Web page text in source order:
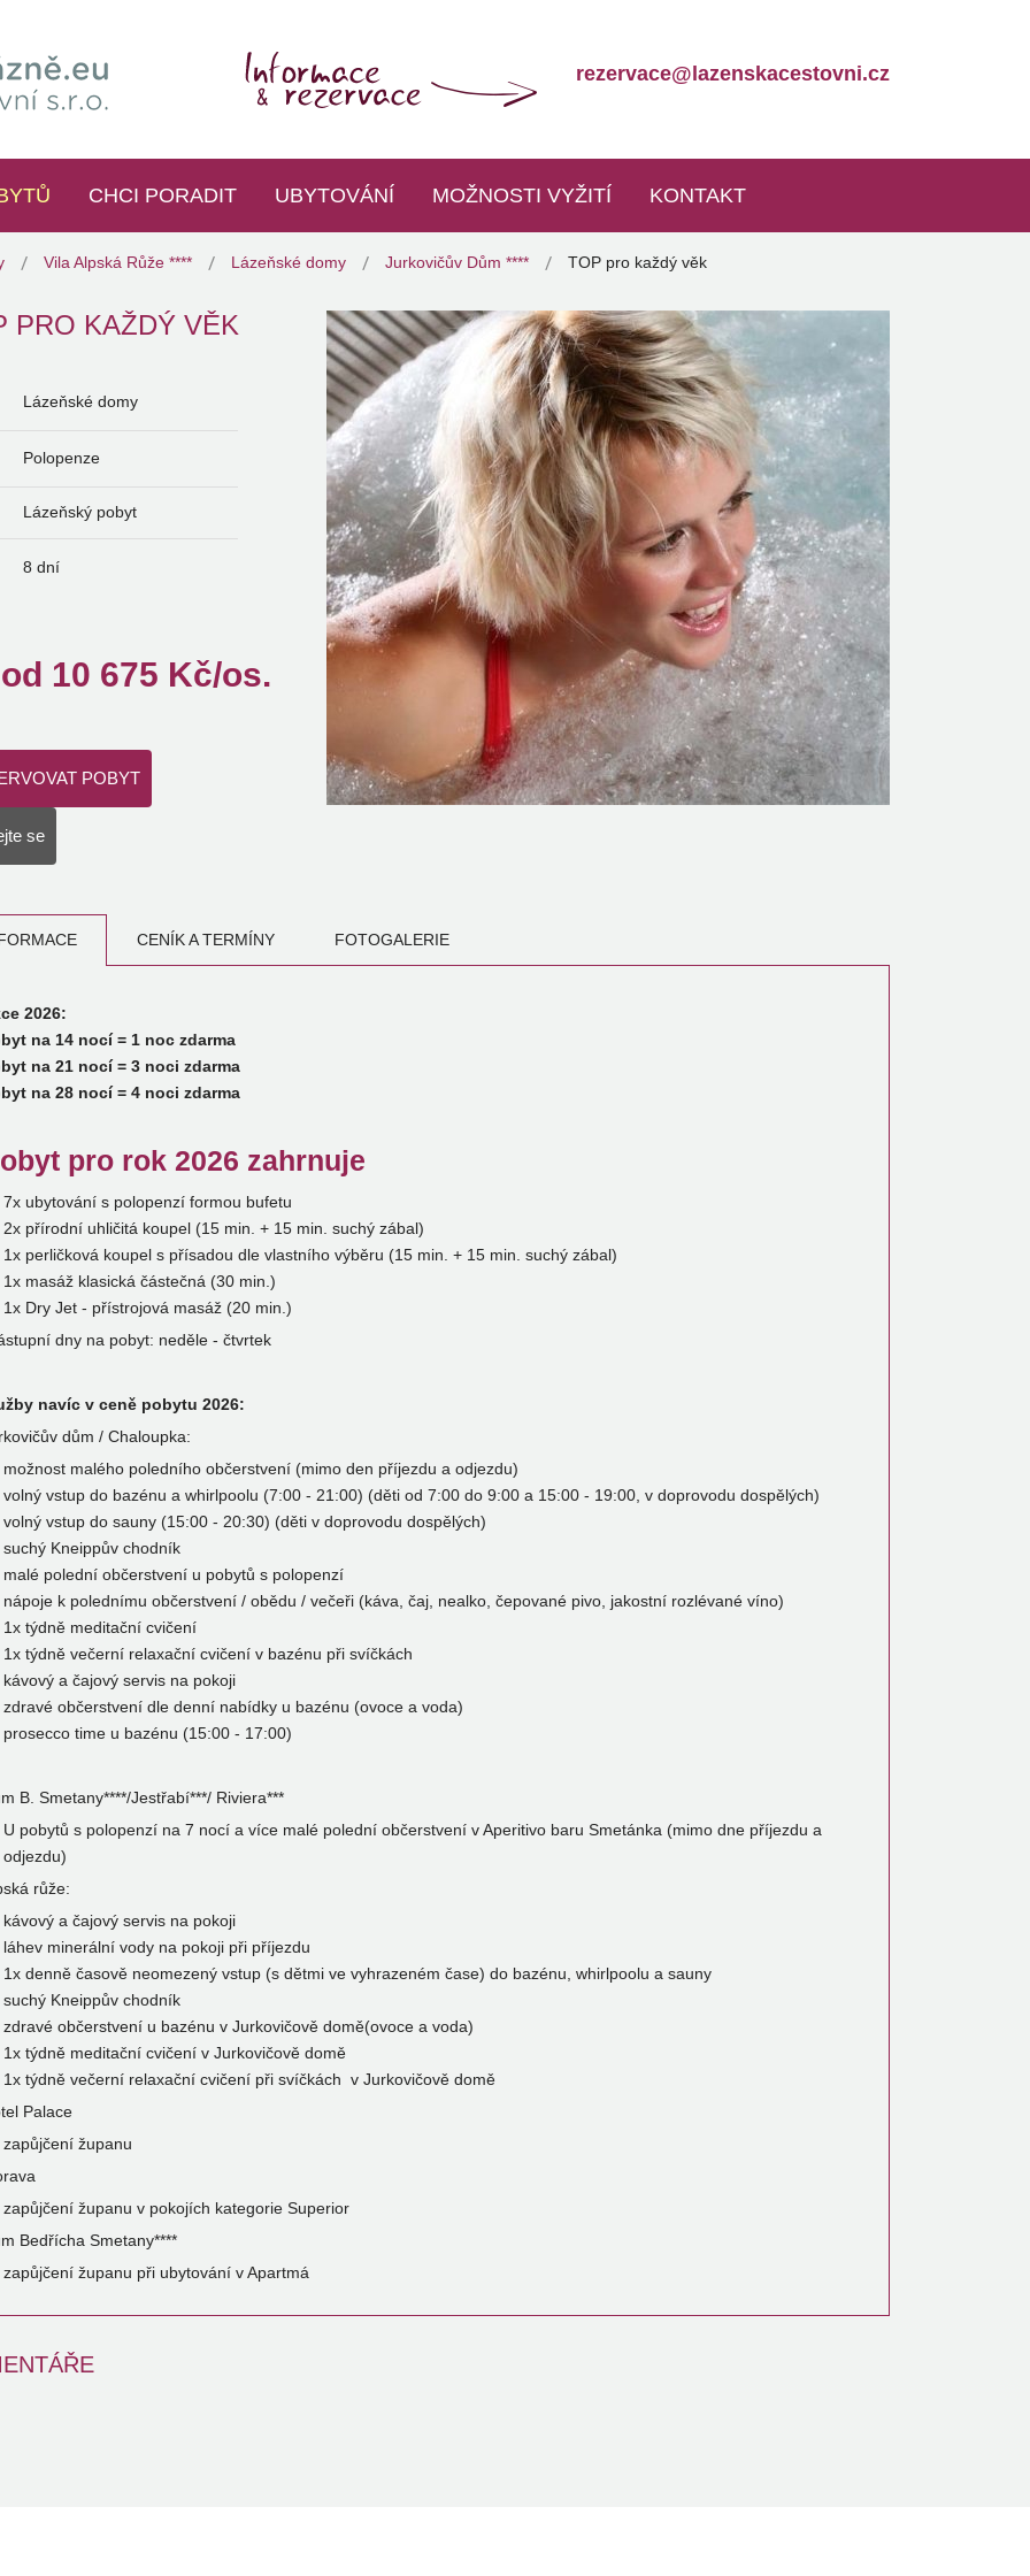
rezervace@lazenskacestovni.cz
CHCI PORADIT UBYTOVÁNÍ MOŽNOSTI VYŽITÍ KONTAKT
Vila Alpská Růže **** Lázeňské domy Jurkovičův Dům **** TOP pro každý věk
PRO KAŽDÝ VĚK
Lázeňské domy
Polopenze
Lázeňský pobyt
8 dní
od 10 675 Kč/os.
POBYT
se
CENÍK A TERMÍNY FOTOGALERIE
2026:
na 14 nocí = 1 noc zdarma
na 21 nocí = 3 noci zdarma
na 28 nocí = 4 noci zdarma
pro rok 2026 zahrnuje
7x ubytování s polopenzí formou bufetu
2x přírodní uhličitá koupel (15 min. + 15 min. suchý zábal)
1x perličková koupel s přísadou dle vlastního výběru (15 min. + 15 min. suchý zábal)
1x masáž klasická částečná (30 min.)
1x Dry Jet - přístrojová masáž (20 min.)
dny na pobyt: neděle - čtvrtek
navíc v ceně pobytu 2026:
dům / Chaloupka:
možnost malého poledního občerstvení (mimo den příjezdu a odjezdu)
volný vstup do bazénu a whirlpoolu (7:00 - 21:00) (děti od 7:00 do 9:00 a 15:00 - 19:00, v doprovodu dospělých)
volný vstup do sauny (15:00 - 20:30) (děti v doprovodu dospělých)
suchý Kneippův chodník
malé polední občerstvení u pobytů s polopenzí
nápoje k polednímu občerstvení / obědu / večeři (káva, čaj, nealko, čepované pivo, jakostní rozlévané víno)
1x týdně meditační cvičení
1x týdně večerní relaxační cvičení v bazénu při svíčkách
kávový a čajový servis na pokoji
zdravé občerstvení dle denní nabídky u bazénu (ovoce a voda)
prosecco time u bazénu (15:00 - 17:00)
B. Smetany****/Jestřabí***/ Riviera***
U pobytů s polopenzí na 7 nocí a více malé polední občerstvení v Aperitivo baru Smetánka (mimo dne příjezdu a
odjezdu)
růže:
kávový a čajový servis na pokoji
láhev minerální vody na pokoji při příjezdu
1x denně časově neomezený vstup (s dětmi ve vyhrazeném čase) do bazénu, whirlpoolu a sauny
suchý Kneippův chodník
zdravé občerstvení u bazénu v Jurkovičově domě(ovoce a voda)
1x týdně meditační cvičení v Jurkovičově domě
1x týdně večerní relaxační cvičení při svíčkách v Jurkovičově domě
Palace
zapůjčení županu
zapůjčení županu v pokojích kategorie Superior
Bedřícha Smetany****
zapůjčení županu při ubytování v Apartmá